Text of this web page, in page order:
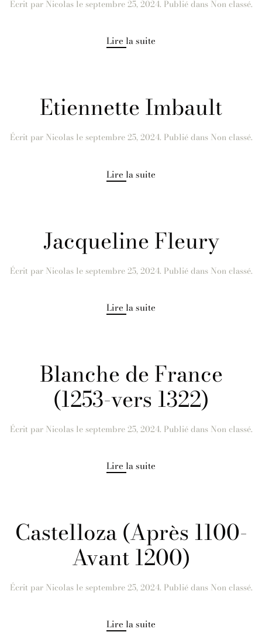
Écrit par Nicolasleseptembre 25, 2024. Publié dans Non classé.
Lire la suite
Etiennette Imbault
Écrit par Nicolasleseptembre 25, 2024. Publié dans Non classé.
Lire la suite
Jacqueline Fleury
Écrit par Nicolasleseptembre 25, 2024. Publié dans Non classé.
Lire la suite
Blanche de France
(1253-vers 1322)
Écrit par Nicolasleseptembre 25, 2024. Publié dans Non classé.
Lire la suite
Castelloza (Après 1100-
Avant 1200)
Écrit par Nicolasleseptembre 25, 2024. Publié dans Non classé.
Lire la suite